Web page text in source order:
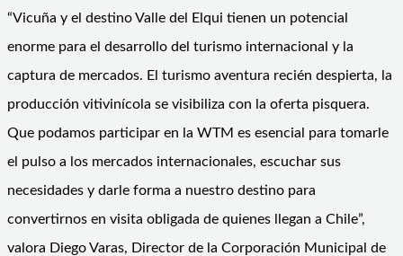
“Vicuña y el destino Valle del Elqui tienen un potencial
enorme para el desarrollo del turismo internacional y la
captura de mercados. El turismo aventura recién despierta, la
producción vitivinícola se visibiliza con la oferta pisquera.
Que podamos participar en la WTM es esencial para tomarle
el pulso a los mercados internacionales, escuchar sus
necesidades y darle forma a nuestro destino para
convertirnos en visita obligada de quienes llegan a Chile”,
valora Diego Varas, Director de la Corporación Municipal de